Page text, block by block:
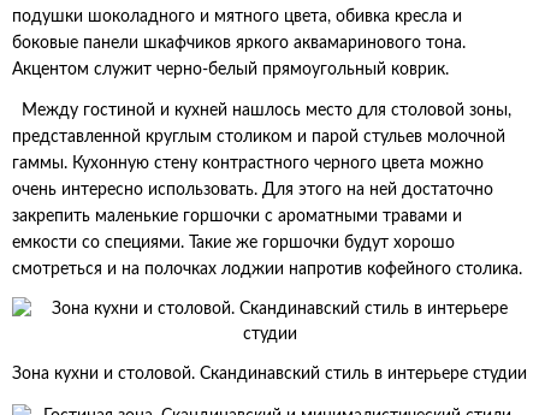
подушки шоколадного и мятного цвета, обивка кресла и
боковые панели шкафчиков яркого аквамаринового тона.
Акцентом служит черно-белый прямоугольный коврик.
Между гостиной и кухней нашлось место для столовой зоны,
представленной круглым столиком и парой стульев молочной
гаммы. Кухонную стену контрастного черного цвета можно
очень интересно использовать. Для этого на ней достаточно
закрепить маленькие горшочки с ароматными травами и
емкости со специями. Такие же горшочки будут хорошо
смотреться и на полочках лоджии напротив кофейного столика.
Зона кухни и столовой. Скандинавский стиль в интерьере студии